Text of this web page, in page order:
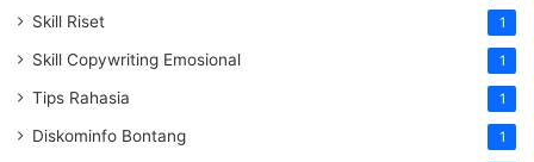
Skill Riset 1
Skill Copywriting Emosional 1
Tips Rahasia 1
Diskominfo Bontang 1